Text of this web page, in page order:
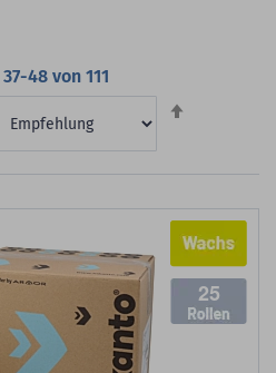
37-48 von 111
25